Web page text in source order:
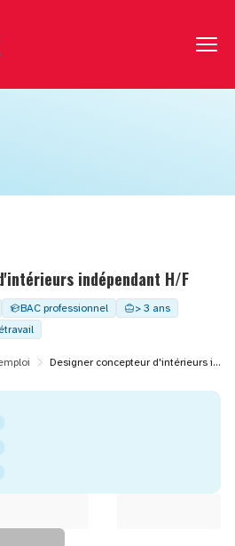
indépendant H/F
BAC professionnel
> 3 ans
Designer concepteur d'intérieurs indépendant H/F